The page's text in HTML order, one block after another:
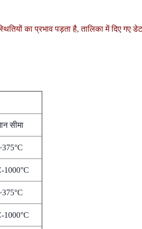
का प्रभाव पड़ता है, तालिका में दिए गए
सीमा
1000°C
1000°C